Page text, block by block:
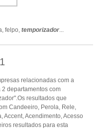
felpo, temporizador...
1
relacionadas com a
departamentos com
resultados que
Candeeiro, Perola, Rele,
Accent, Acendimento, Acesso
resultados para esta